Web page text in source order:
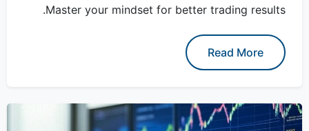
Master your mindset for better trading results.
Read More